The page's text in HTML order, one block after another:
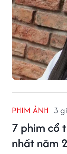
PHIM ẢNH 3
7 phim cổ
nhất năm